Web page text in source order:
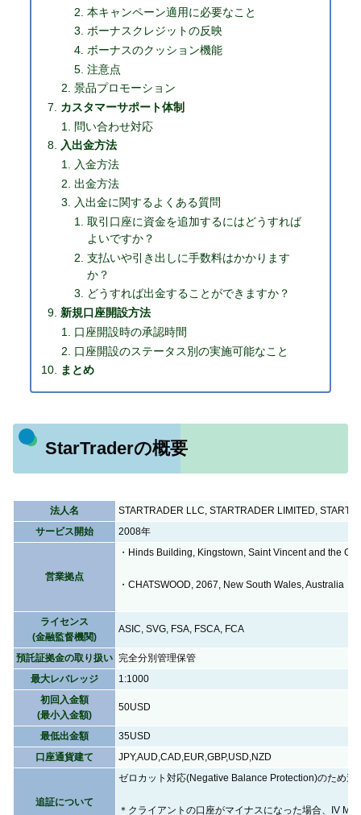
本キャンペーン適用に必要なこと
ボーナスクレジットの反映
ボーナスのクッション機能
注意点
景品プロモーション
カスタマーサポート体制
問い合わせ対応
入出金方法
入金方法
出金方法
入出金に関するよくある質問
取引口座に資金を追加するにはどうすれば
よいですか？
支払いや引き出しに手数料はかかります
か？
どうすれば出金することができますか？
新規口座開設方法
口座開設時の承認時間
口座開設のステータス別の実施可能なこと
まとめ
StarTraderの概要
法人名
STARTRADER LLC, STARTRADER LIMITED,
サービス開始
2008年
営業拠点
・Hinds Building, Kingstown, Saint Vincent and the
・CHATSWOOD, 2067, New South Wales, Australia
ライセンス
(金融監督機関)
ASIC, SVG, FSA, FSCA, FCA
預託証拠金の取り扱い 完全分別管理保管
最大レバレッジ
1:1000
初回入金額
(最小入金額)
50USD
最低出金額
35USD
口座通貨建て
JPY,AUD,CAD,EUR,GBP,USD,NZD
追証について
ゼロカット対応(Negative Balance Protection)のため追
＊クライアントの口座がマイナスになった場合、IV